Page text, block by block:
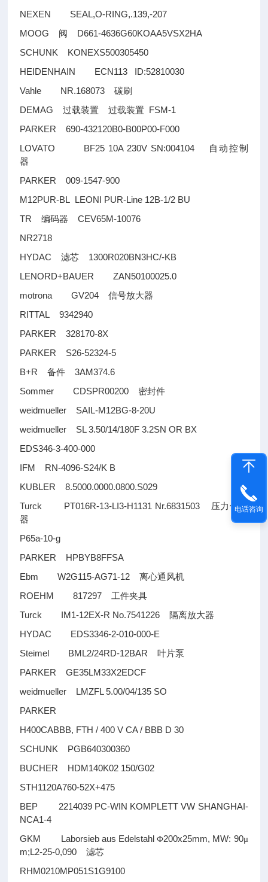
NEXEN SEAL,O-RING,.139,-207
MOOG 阀
D661-4636G60KOAA5VSX2HA
SCHUNK KONEXS500305450
HEIDENHAIN ECN113 ID:52810030
Vahle NR.168073碳刷
DEMAG过载装置 过载装置
FSM-1
PARKER 690-432120B0-B00P00-F000
LOVATO BF25 10A 230V SN:004104
自动控制
器
PARKER 009-1547-900
M12PUR-BL LEONI PUR-Line 12B-1/2 BU
TR编码器
CEV65M-10076
NR2718
HYDAC滤芯 1300R020BN3HC/-KB
LENORD+BAUER ZAN50100025.0
motrona GV204信号放大器
RITTAL 9342940
PARKER 328170-8X
PARKER S26-52324-5
B+R备件 3AM374.6
Sommer CDSPR00200 密封件
weidmueller SAIL-M12BG-8-20U
weidmueller SL 3.50/14/180F 3.2SN OR BX
EDS346-3-400-000
IFM RN-4096-S24/K B
KUBLER 8.5000.0000.0800.S029
Turck PT016R-13-LI3-H1131 Nr.6831503
压力传感
器
P65a-10-g
PARKER HPBYB8FFSA
Ebm W2G115-AG71-12离心通风机
ROEHM 817297 工件夹具
Turck IM1-12EX-R No.7541226 隔离放大器
HYDAC EDS3346-2-010-000-E
Steimel BML2/24RD-12BAR叶片泵
PARKER GE35LM33X2EDCF
weidmueller LMZFL 5.00/04/135 SO
PARKER
H400CABBB, FTH / 400 V CA / BBB D 30
SCHUNK PGB640300360
BUCHER HDM140K02 150/G02
STH1120A760-52X+475
BEP 2214039 PC-WIN KOMPLETT VW SHANGHAI-
NCA1-4
GKM Laborsieb aus EdelstahlΦ200x25mm, MW: 90μ
m;L2-25-0,090滤芯
RHM0210MP051S1G9100
电话咨询